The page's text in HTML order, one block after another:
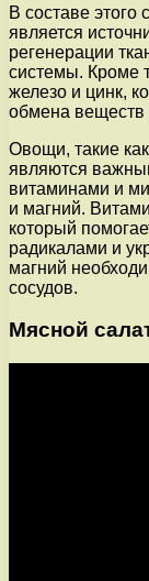
В составе этого
является
регенерации
системы. Кроме
железо и цинк,
обмена веществ
Овощи, такие
являются
витаминами и
и магний.
который
радикалами и
магний
сосудов.
Мясной